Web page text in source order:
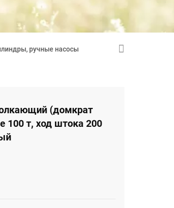
ручные насосы
(домкрат
100 т, ход штока 200